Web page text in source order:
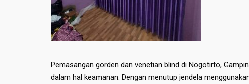
Pemasangan gorden dan venetian blind di Nogotirto,
dalam hal keamanan. Dengan menutup jendela